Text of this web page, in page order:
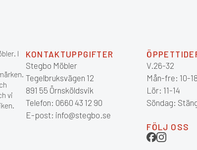
I
vi
KONTAKTUPPGIFTER
Stegbo Möbler
Tegelbruksvägen 12
891 55 Örnsköldsvik
Telefon: 0660 43 12 90
E-post: info@stegbo.se
V.26-32
Mån-fre: 10-
Lör: 11-14
Söndag:
FÖLJ OSS